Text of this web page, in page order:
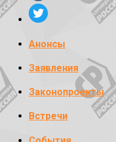
Анонсы
Заявления
Законопроекты
Встречи